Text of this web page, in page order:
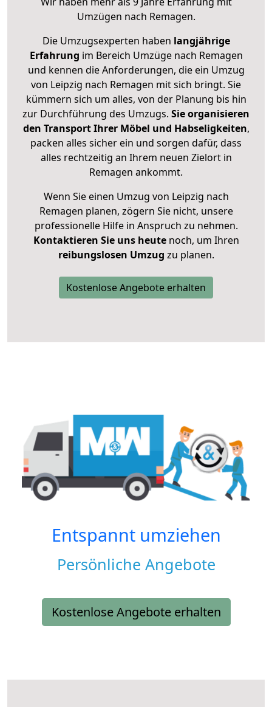
Umzügen nach Remagen.
Die Umzugsexperten haben langjährige
Erfahrung im Bereich Umzüge nach Remagen
und kennen die Anforderungen, die ein Umzug
von Leipzig nach Remagen mit sich bringt. Sie
kümmern sich um alles, von der Planung bis hin
zur Durchführung des Umzugs. Sie organisieren
den Transport Ihrer Möbel und Habseligkeiten,
packen alles sicher ein und sorgen dafür, dass
alles rechtzeitig an Ihrem neuen Zielort in
Remagen ankommt.
Wenn Sie einen Umzug von Leipzig nach
Remagen planen, zögern Sie nicht, unsere
professionelle Hilfe in Anspruch zu nehmen.
Kontaktieren Sie uns heutenoch, um Ihren
reibungslosen Umzug zu planen.
Kostenlose Angebote erhalten
Entspannt umziehen
Persönliche Angebote
Kostenlose Angebote erhalten